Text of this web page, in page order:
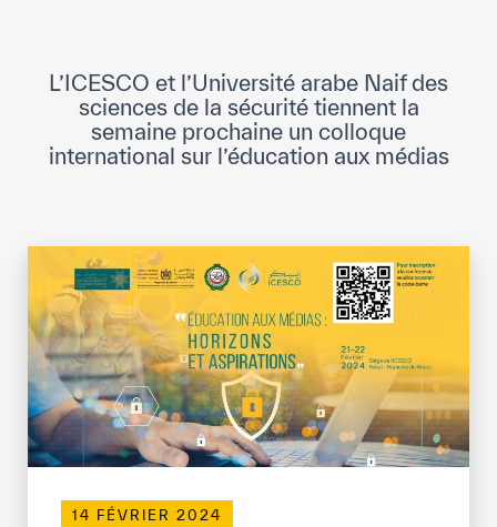
Normes Internationales de Qualité et
d’Excellence
Secrétariat Général
Partenariats
Notre impact
Objectifs de développement durable
Données et perspectives
L’ICESCO et l’Université arabe Naif des
sciences de la sécurité tiennent la
semaine prochaine un colloque
international sur l’éducation aux médias
14 FÉVRIER 2024